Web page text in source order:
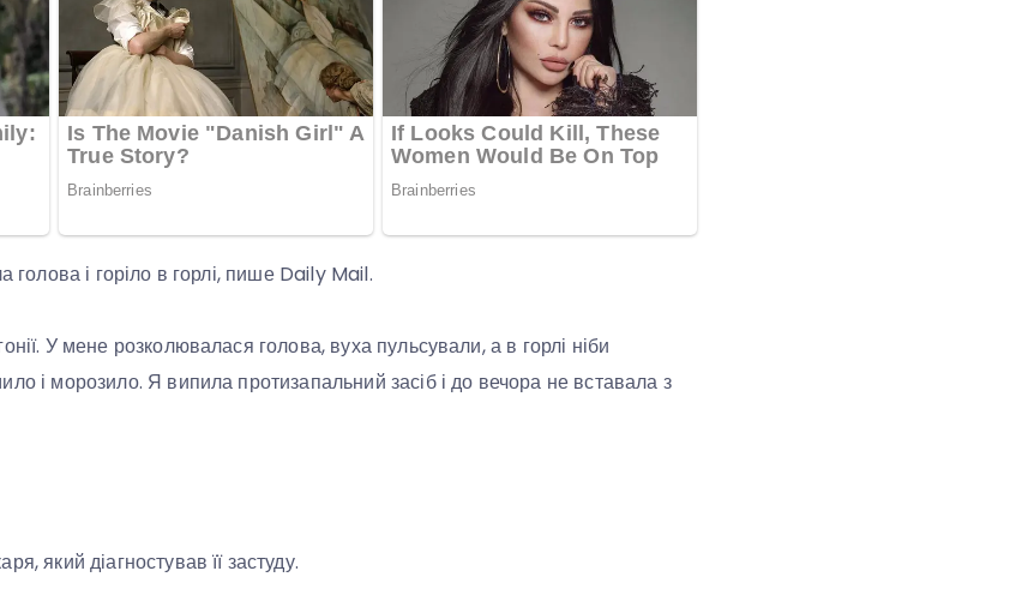
голова і горіло в горлі, пише Daily Mail.
У мене розколювалася голова, вуха пульсували, а в горлі ніби
і морозило. Я випила протизапальний засіб і до вечора не вставала з
який діагностував її застуду.